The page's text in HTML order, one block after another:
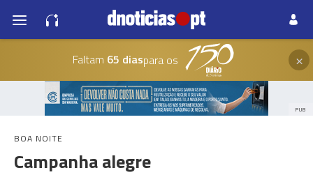
Faltam 65 diaspara os ×
PUB
BOA NOITE
Campanha alegre